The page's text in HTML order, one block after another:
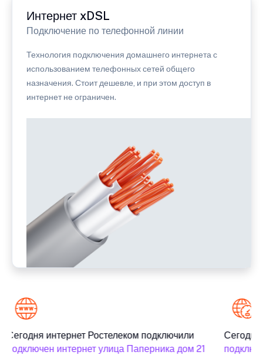
Интернет xDSL
Подключение по телефонной линии
Технология подключения домашнего интернета с
использованием телефонных сетей общего
назначения. Стоит дешевле, и при этом доступ в
интернет не ограничен.
Сегодня интернет Ростелеком подключили
подключен интернет улица Паперника дом 21
Сегодня